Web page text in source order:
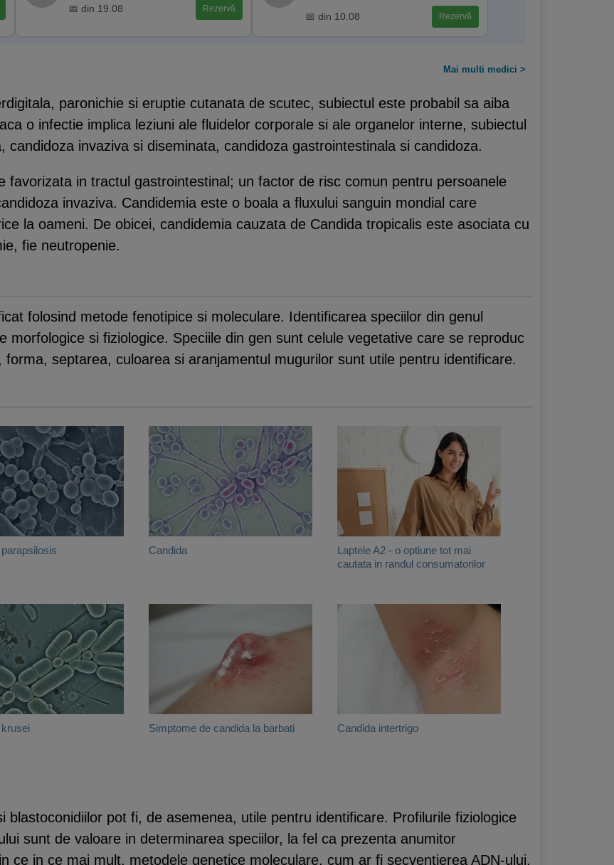
📅 din 19.08 Rezervă
📅 din 10.08 Rezervă
Mai multi medici >
paronichie si eruptie cutanata de scutec, subiectul este probabil sa aiba
o infectie implica leziuni ale fluidelor corporale si ale organelor interne, subiectul
candidoza invaziva si diseminata, candidoza gastrointestinala si candidoza.
favorizata in tractul gastrointestinal; un factor de risc comun pentru persoanele
invaziva. Candidemia este o boala a fluxului sanguin mondial care
la oameni. De obicei, candidemia cauzata de Candida tropicalis este asociata cu
fie neutropenie.
folosind metode fenotipice si moleculare. Identificarea speciilor din genul
morfologice si fiziologice. Speciile din gen sunt celule vegetative care se reproduc
septarea, culoarea si aranjamentul mugurilor sunt utile pentru identificare.
Candida
Laptele A2 - o optiune tot mai
cautata in randul consumatorilor
Simptome de candida la barbati Candida intertrigo
blastoconidiilor pot fi, de asemenea, utile pentru identificare. Profilurile fiziologice
sunt de valoare in determinarea speciilor, la fel ca prezenta anumitor
ce in ce mai mult, metodele genetice moleculare, cum ar fi secventierea ADN-ului,